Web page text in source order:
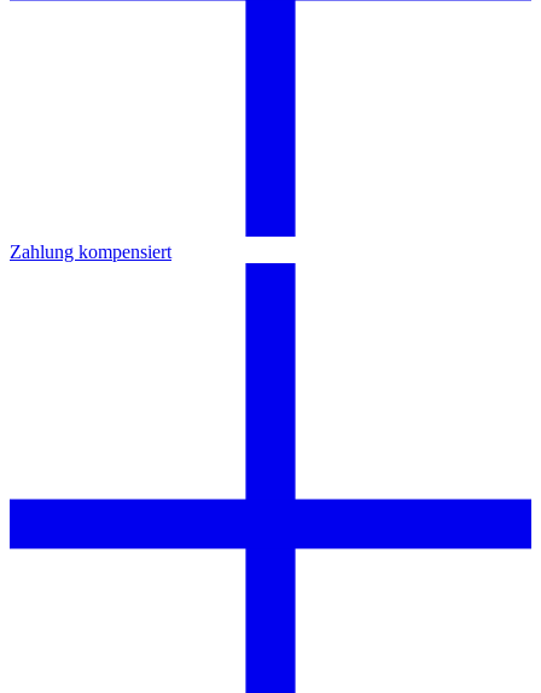
Zahlung kompensiert